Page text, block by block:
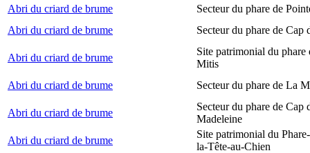
Abri du criard de brume
Secteur du phare de
Abri du criard de brume
Secteur du phare de Cap
Abri du criard de brume
Site patrimonial du phare
Mitis
Abri du criard de brume
Secteur du phare de La
Abri du criard de brume
Secteur du phare de Cap
Madeleine
Abri du criard de brume
Site patrimonial du
la-Tête-au-Chien